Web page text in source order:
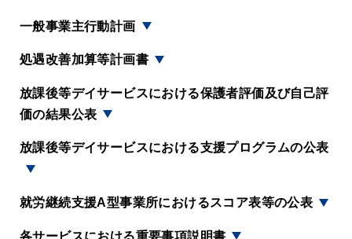
一般事業主行動計画
処遇改善加算等計画書
放課後等デイサービスにおける保護者評価及び自己評
価の結果公表
放課後等デイサービスにおける支援プログラムの公表
就労継続支援A型事業所におけるスコア表等の公表
各サービスにおける重要事項説明書